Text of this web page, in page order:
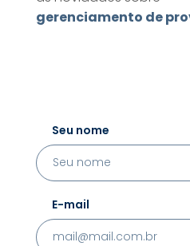
gerenciamento de
Seu nome
E-mail